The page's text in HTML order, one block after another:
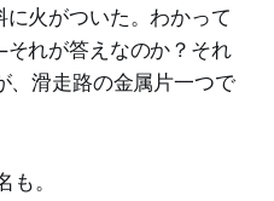
火がついた。わかって
れが答えなのか？それ
、滑走路の金属片一つで
。